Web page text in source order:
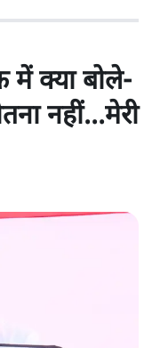
में क्या बोले-
नहीं...मेरी